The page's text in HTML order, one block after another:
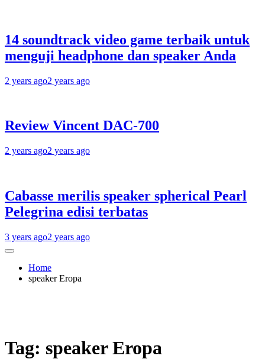
14 soundtrack video game terbaik untuk
menguji headphone dan speaker Anda
2 years ago2 years ago
Review Vincent DAC-700
2 years ago2 years ago
Cabasse merilis speaker spherical Pearl
Pelegrina edisi terbatas
3 years ago2 years ago
Home
speaker Eropa
Tag: speaker Eropa